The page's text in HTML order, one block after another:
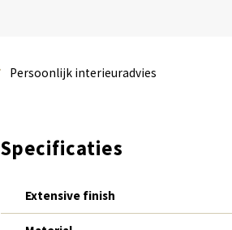
Persoonlijk interieuradvies
Specificaties
Extensive finish